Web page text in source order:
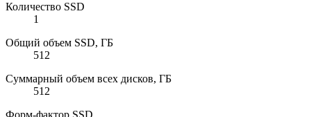
Количество SSD
1
Общий объем SSD, ГБ
512
Суммарный объем всех дисков, ГБ
512